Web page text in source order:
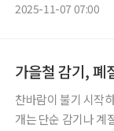
2025-11-07 07:00
가을철 감기,
찬바람이 불기 시작
개는 단순 감기나 계